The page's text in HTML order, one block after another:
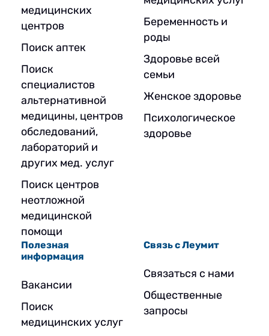
медицинских
центров
Поиск аптек
Поиск
специалистов
альтернативной
медицины, центров
обследований,
лабораторий и
других мед. услуг
Поиск центров
неотложной
медицинской
помощи
Беременность и
роды
Здоровье всей
семьи
Женское здоровье
Психологическое
здоровье
Полезная
информация
Вакансии
Поиск
медицинских услуг
Связь с Леумит
Связаться с нами
Общественные
запросы